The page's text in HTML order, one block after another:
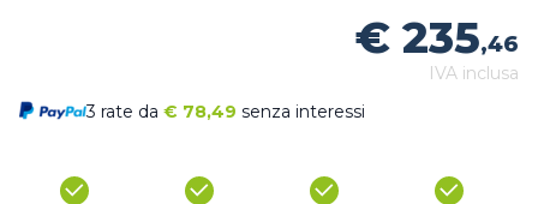
€ 235,46
IVA inclusa
3 rate da € 78,49 senza interessi